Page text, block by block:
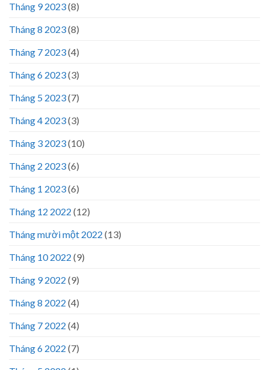
Tháng 9 2023(8)
Tháng 8 2023(8)
Tháng 7 2023(4)
Tháng 6 2023(3)
Tháng 5 2023(7)
Tháng 4 2023(3)
Tháng 3 2023(10)
Tháng 2 2023(6)
Tháng 1 2023(6)
Tháng 12 2022 (12)
Tháng mười một 2022 (13)
Tháng 10 2022 (9)
Tháng 9 2022 (9)
Tháng 8 2022 (4)
Tháng 7 2022 (4)
Tháng 6 2022 (7)